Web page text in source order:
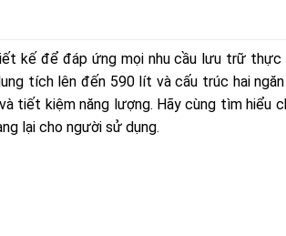
kế để đáp ứng mọi nhu cầu lưu trữ thực
tích lên đến 590 lít và cấu trúc hai
tiết kiệm năng lượng. Hãy cùng tìm hiểu
lại cho người sử dụng.